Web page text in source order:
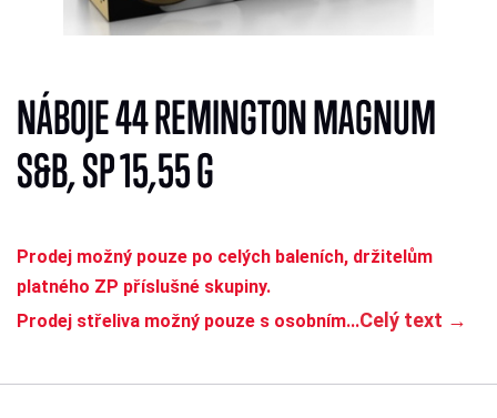
NÁBOJE 44 REMINGTON MAGNUM
S&B, SP 15,55 G
Prodej možný pouze po celých baleních, držitelům
platného ZP příslušné skupiny.
Prodej střeliva možný pouze s osobním...Celý text →